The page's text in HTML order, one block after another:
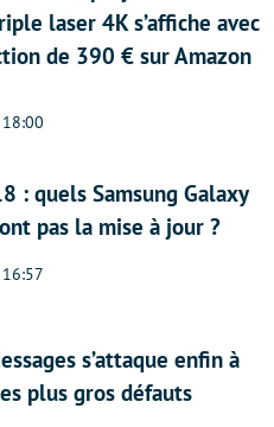
laser 4K s’affiche avec
de 390 € sur Amazon
: quels Samsung Galaxy
pas la mise à jour ?
s’attaque enfin à
plus gros défauts